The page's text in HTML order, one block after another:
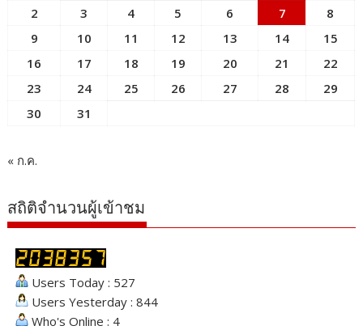
2
3 4 5 6 7
8
9
10 11 12 13 14
15
16
17 18 19 20 21
22
23
24 25 26 27 28
29
30
31
« ก.ค.
สถิติจำนวนผู้เข้าชม
Users Today : 527
Users Yesterday : 844
Who's Online : 4